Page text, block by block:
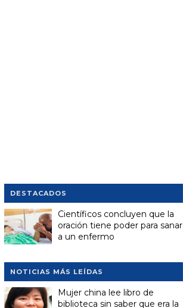
DESTACADOS
Científicos concluyen que la
oración tiene poder para sanar
a un enfermo
NOTICIAS MÁS LEÍDAS
Mujer china lee libro de
biblioteca sin saber que era la